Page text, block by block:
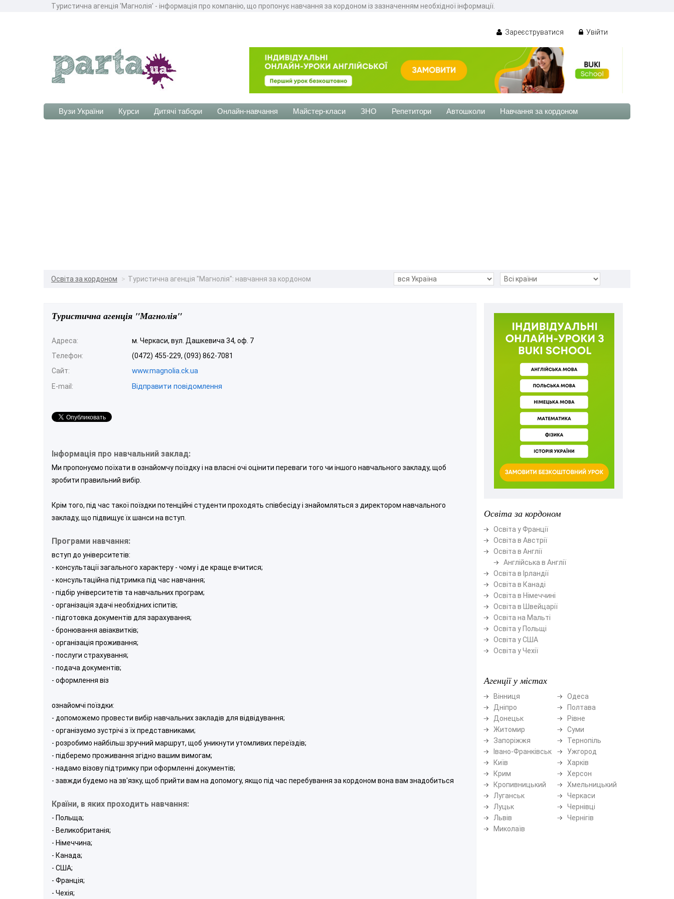
Туристична агенція 'Магнолія' - інформація про компанію, що пропонує навчання за кордоном із зазначенням необхідної інформації.
Зареєструватися Увійти
Вузи України Курси Дитячі табори Онлайн-навчання Майстер-класи ЗНО Репетитори Автошколи Навчання за кордоном
Освіта за кордоном Туристична агенція "Магнолія": навчання за кордоном
Туристична агенція "Магнолія"
Адреса:
м. Черкаси, вул. Дашкевича 34, оф. 7
Телефон:
(0472) 455-229, (093) 862-7081
Сайт:
www.magnolia.ck.ua
E-mail: Відправити повідомлення
Інформація про навчальний заклад:
Ми пропонуємо поїхати в ознайомчу поїздку і на власні очі оцінити переваги того чи іншого навчального закладу, щоб
зробити правильний вибір.
Крім того, під час такої поїздки потенційні студенти проходять співбесіду і знайомляться з директором навчального
закладу, що підвищує їх шанси на вступ.
Програми навчання:
вступ до університетів:
- консультації загального характеру - чому і де краще вчитися;
- консультаційна підтримка під час навчання;
- підбір університетів та навчальних програм;
- організація здачі необхідних іспитів;
- підготовка документів для зарахування;
- бронювання авіаквитків;
- організація проживання;
- послуги страхування;
- подача документів;
- оформлення віз
ознайомчі поїздки:
- допоможемо провести вибір навчальних закладів для відвідування;
- організуємо зустрічі з їх представниками;
- розробимо найбільш зручний маршрут, щоб уникнути утомливих переїздів;
- підберемо проживання згідно вашим вимогам;
- надамо візову підтримку при оформленні документів;
- завжди будемо на зв'язку, щоб прийти вам на допомогу, якщо під час перебування за кордоном вона вам знадобиться
Країни, в яких проходить навчання:
- Польща;
- Великобританія;
- Німеччина;
- Канада;
- США;
- Франція;
- Чехія;
Освіта за кордоном
Освіта у Франції
Освіта в Австрії
Освіта в Англії
Англійська в Англії
Освіта в Ірландії
Освіта в Канаді
Освіта в Німеччині
Освіта в Швейцарії
Освіта на Мальті
Освіта у Польщі
Освіта у США
Освіта у Чехії
Агенції у містах
Вінниця
Дніпро
Донецьк
Житомир
Запоріжжя
Івано-Франківськ
Київ
Крим
Кропивницький
Луганськ
Луцьк
Львів
Миколаїв
Одеса
Полтава
Рівне
Суми
Тернопіль
Ужгород
Харків
Херсон
Хмельницький
Черкаси
Чернівці
Чернігів